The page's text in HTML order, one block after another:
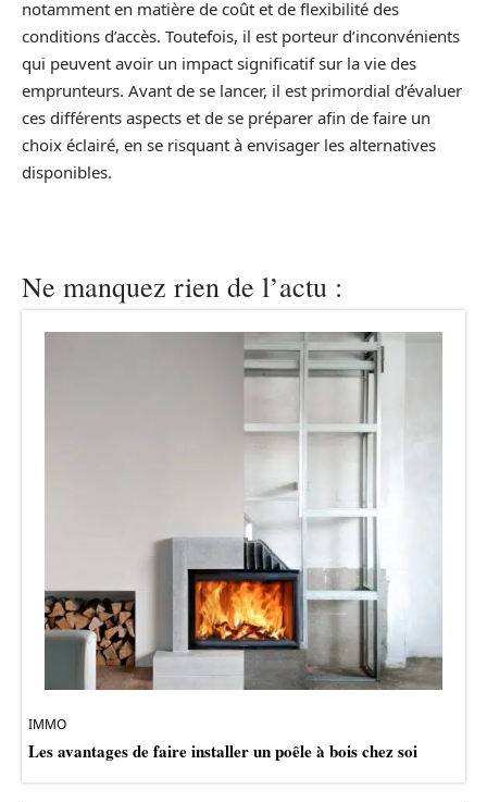
notamment en matière de coût et de flexibilité des
conditions d’accès. Toutefois, il est porteur d’inconvénients
qui peuvent avoir un impact significatif sur la vie des
emprunteurs. Avant de se lancer, il est primordial d’évaluer
ces différents aspects et de se préparer afin de faire un
choix éclairé, en se risquant à envisager les alternatives
disponibles.
Ne manquez rien de l’actu :
IMMO
Les avantages de faire installer un poêle à bois chez soi